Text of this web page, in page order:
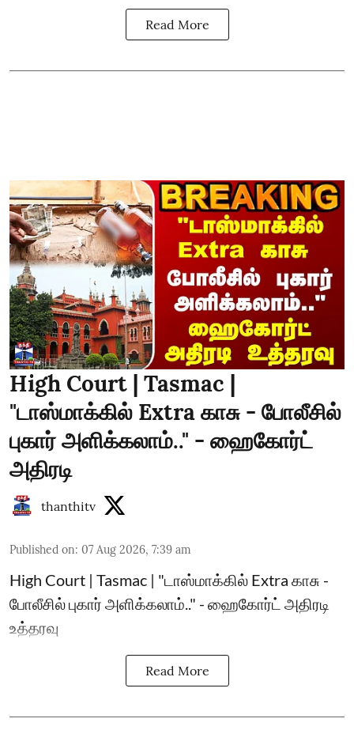
Read More
High Court | Tasmac |
"டாஸ்மாக்கில் Extra காசு - போலீசில்
புகார் அளிக்கலாம்.." - ஹைகோர்ட்
அதிரடி
thanthitv
Published on: 07 Aug 2026, 7:39 am
High Court | Tasmac | "டாஸ்மாக்கில் Extra காசு -
போலீசில் புகார் அளிக்கலாம்.." - ஹைகோர்ட் அதிரடி
உத்தரவு
Read More